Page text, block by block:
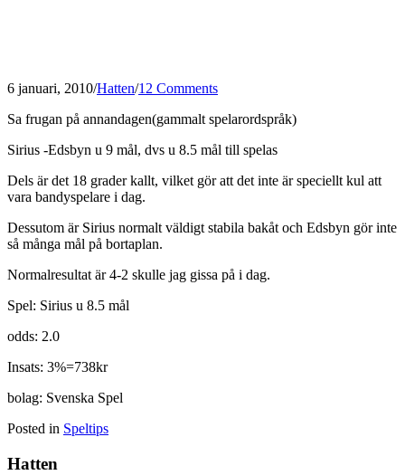
6 januari, 2010/Hatten/12 Comments
Sa frugan på annandagen(gammalt spelarordspråk)
Sirius -Edsbyn u 9 mål, dvs u 8.5 mål till spelas
Dels är det 18 grader kallt, vilket gör att det inte är speciellt kul att
vara bandyspelare i dag.
Dessutom är Sirius normalt väldigt stabila bakåt och Edsbyn gör inte
så många mål på bortaplan.
Normalresultat är 4-2 skulle jag gissa på i dag.
Spel: Sirius u 8.5 mål
odds: 2.0
Insats: 3%=738kr
bolag: Svenska Spel
Posted in Speltips
Hatten